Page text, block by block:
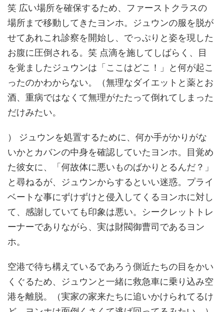
笑 広い場所を確保するため、ファーストクラスの
場所まで移動してきたヨンホ。ジュウンの服を脱が
せてあれこれ診察を開始し、でっぷりと姿を現した
お腹に圧倒される。笑 点滴を施してしばらく、目
を覚ましたジュウンは「ここはどこ！」と何が起こ
ったのかわからない。（無理なダイエットと薬とお
酒、重病ではなくて無理がたたって倒れてしまった
だけみたい。
） ジュウンを処置するために、何か手がかりがな
いかとカバンの中身を確認していたヨンホ。目覚め
た彼女に、「何故体に悪いものばかりとるんだ？」
と尋ねるが、ジュウンからするといい迷惑。プライ
ベートな事にずけずけと侵入してくるヨンホに対し
て、感謝していても印象は悪い。シークレットトレ
ーナーでありながら、実は財閥御曹司であるヨン
ホ。
空港で待ち構えているであろう側近たちの目をかい
くぐるため、ジュウンと一緒に救急車に乗り込み空
港を離脱。（実家の家来たちに追いかけられてるけ